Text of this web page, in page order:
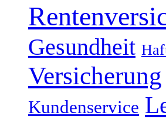
Gesundheit
Versicherung
Kundenservice